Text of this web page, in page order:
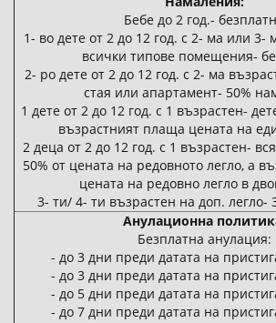
Бебе до 2 год.-
1- во дете от 2 до 12 год. с 2- ма или 3-
всички типове помещения-
2- ро дете от 2 до 12 год. с 2- ма
стая или апартамент- 50%
1 дете от 2 до 12 год. с 1 възрастен-
възрастният плаща цената на
2 деца от 2 до 12 год. с 1 възрастен-
50% от цената на редовното легло, а
цената на редовно легло в
3- ти/ 4- ти възрастен на доп. легло-
Анулационна
Безплатна анулация:
- до 3 дни преди датата на
- до 3 дни преди датата на
- до 5 дни преди датата на
- до 7 дни преди датата на